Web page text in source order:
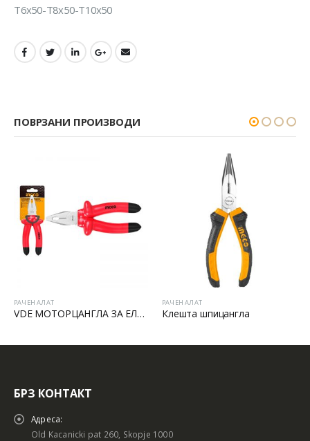
T6x50-T8x50-T10x50
ПОВРЗАНИ ПРОИЗВОДИ
VDE МОТОРЦАНГЛА ЗА ЕЛЕКТРИЧАРИ Клешта шпицангла Секира
БРЗ КОНТАКТ
Адреса:
Old Kacanicki pat 260, Skopje 1000